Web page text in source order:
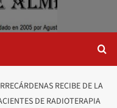
RECIBE DE LA
DE RADIOTERAPIA